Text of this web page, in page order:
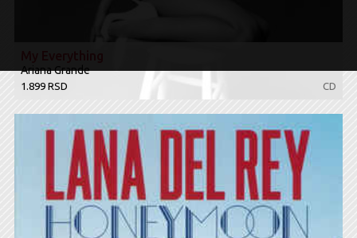
Ariana Grande ‎
1.899 RSD CD